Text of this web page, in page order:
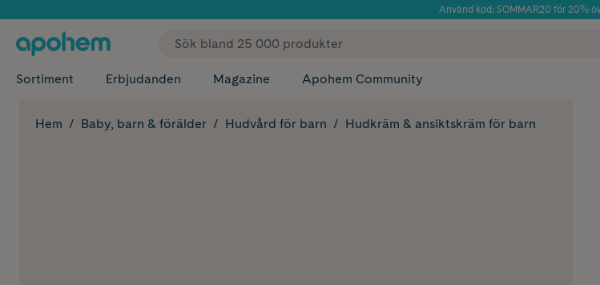
Använd kod: SOMMAR20 för 20%
✓ Fri frakt
Sortiment Erbjudanden Magazine Apohem Community
Hem Baby, barn & förälder Hudvård för barn Hudkräm & ansiktskräm för barn